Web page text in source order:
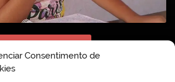
Consentimento de